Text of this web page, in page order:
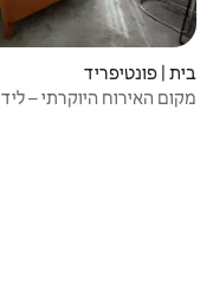
בית | פונטיפריד
מקום האירוח היוקרתי – ליד USW וקארדיף